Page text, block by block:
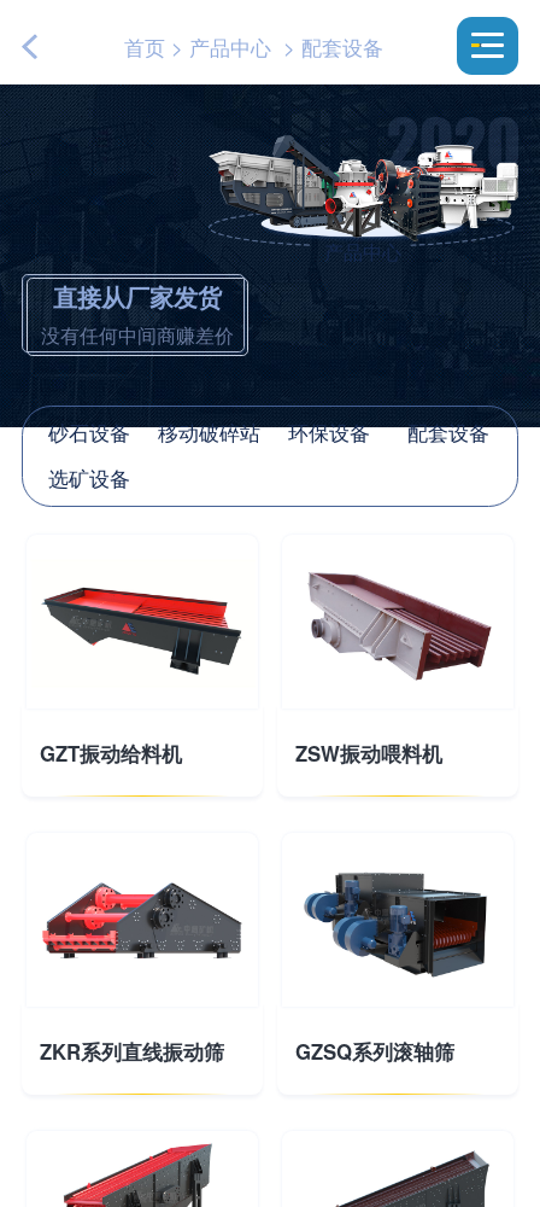
首页> 产品中心> 配套设备
产品中心
直接从厂家发货
没有任何中间商赚差价
砂石设备 移动破碎站 环保设备
配套设备
选矿设备
GZT振动给料机 ZSW振动喂料机
ZKR系列直线振动筛 GZSQ系列滚轴筛